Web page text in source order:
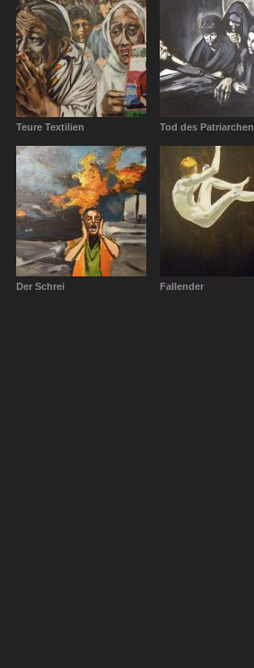
Teure Textilien Tod des Patriarchen
Der Schrei Fallender